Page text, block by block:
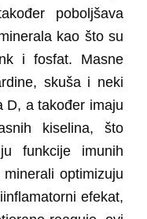
poboljšava
kao što su
i fosfat. Masne
skuša i neki
D, a također imaju
kiselina, što
funkcije imunih
optimizuju
efekat,